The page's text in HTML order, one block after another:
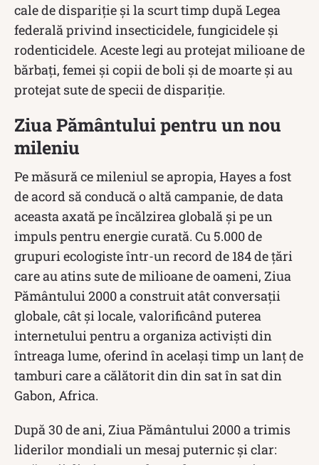
cale de dispariție și la scurt timp după Legea
federală privind insecticidele, fungicidele și
rodenticidele. Aceste legi au protejat milioane de
bărbați, femei și copii de boli și de moarte și au
protejat sute de specii de dispariție.
Ziua Pământului pentru un nou
mileniu
Pe măsură ce mileniul se apropia, Hayes a fost
de acord să conducă o altă campanie, de data
aceasta axată pe încălzirea globală și pe un
impuls pentru energie curată. Cu 5.000 de
grupuri ecologiste într-un record de 184 de țări
care au atins sute de milioane de oameni, Ziua
Pământului 2000 a construit atât conversații
globale, cât și locale, valorificând puterea
internetului pentru a organiza activiști din
întreaga lume, oferind în același timp un lanț de
tamburi care a călătorit din din sat în sat din
Gabon, Africa.
După 30 de ani, Ziua Pământului 2000 a trimis
liderilor mondiali un mesaj puternic și clar: